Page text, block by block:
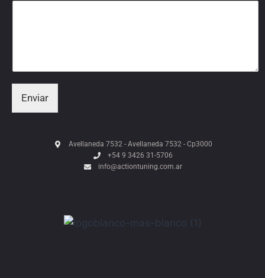
Enviar
Avellaneda 7532 - Avellaneda 7532 - Cp3000
+54 9 3426 31-5706
info@actiontuning.com.ar